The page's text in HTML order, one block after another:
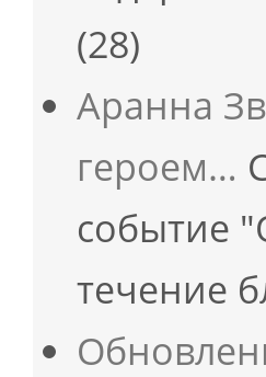
(28)
Аранна
героем…
событие
течение